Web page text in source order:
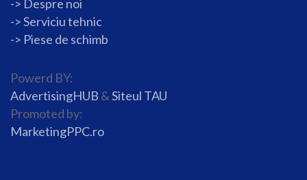
-> Despre noi
->Serviciu tehnic
-> Piese de schimb
Powerd BY:
AdvertisingHUB &Siteul TAU
Promoted by:
MarketingPPC.ro